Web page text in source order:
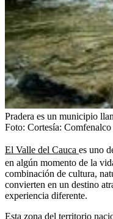
Pradera es un municipio
Foto: Cortesía:
El Valle del Cauca es uno
en algún momento de la
combinación de cultura,
convierten en un destino
experiencia diferente.
Esta zona del territorio